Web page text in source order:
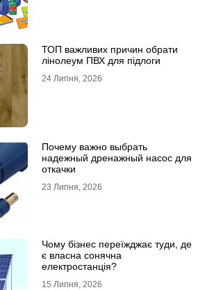
ТОП важливих причин обрати
лінолеум ПВХ для підлоги
24 Липня, 2026
Почему важно выбрать
надежный дренажный насос для
откачки
23 Липня, 2026
Чому бізнес переїжджає туди, де
є власна сонячна
електростанція?
15 Липня, 2026